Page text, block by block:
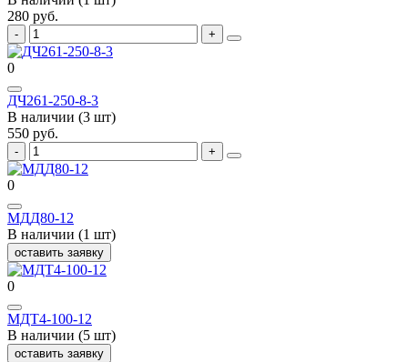
280 руб.
0
ДЧ261-250-8-3
В наличии (3 шт)
550 руб.
0
МДД80-12
В наличии (1 шт)
оставить заявку
0
МДТ4-100-12
В наличии (5 шт)
оставить заявку